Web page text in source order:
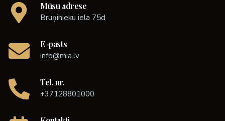
Mūsu adrese
Bruņinieku iela 75d
E-pasts
info@mia.lv
Tel. nr.
+37128801000